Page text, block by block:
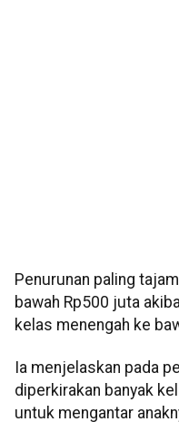
Penurunan paling
bawah Rp500 juta
kelas menengah ke
Ia menjelaskan pada
diperkirakan banyak
untuk mengantar